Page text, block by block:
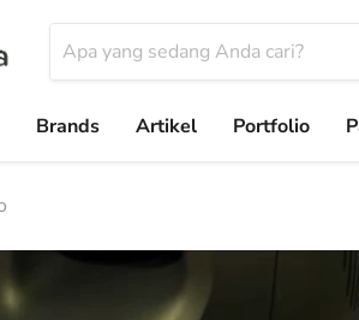
Brands Artikel Portfolio